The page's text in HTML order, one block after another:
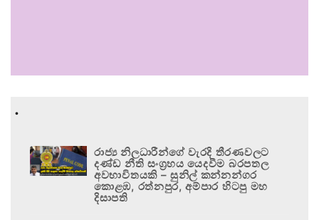
.
රාජ්‍ය නිලධාරීන්ගේ වැරදි තීරණවලට
දණ්ඩ නීති සංග්‍රහය යෙදවීම බරපතල
අවභාවිතයකි – සුනිල් කන්නන්ගර
කොළඹ, රත්නපුර, අම්පාර හිටපු මහ
දිසාපති